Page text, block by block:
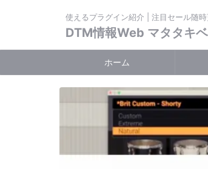
使えるプラグイン紹介 | 注目セール随
DTM情報Web マタタキ
ホーム